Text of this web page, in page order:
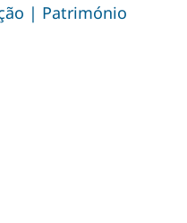
| Património